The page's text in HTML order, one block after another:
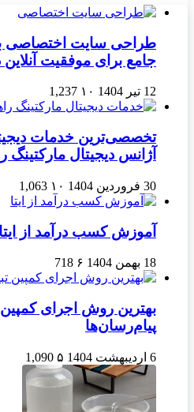
طراحی سایت اختصاصی
جامع برای موفقیت آنلاین در
12 تیر 1404 ۱۰ 1,237
تخصصی‌ترین خدمات
آژانس دیجیتال مارکتینگ
30 فروردین 1404 ۱۰ 1,063
آموزش کسب درآمد از ایتا
18 بهمن 1404 ۶ 718
بهترین روش اجرای کمپین
پیام‌رسان‌ها
6 اردیبهشت 1404 ۵ 1,090